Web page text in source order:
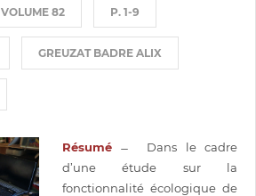
VOLUME 82 P. 1-9
GREUZAT BADRE ALIX
Résumé ̶ Dans le cadre
d’une étude sur la
fonctionnalité écologique de